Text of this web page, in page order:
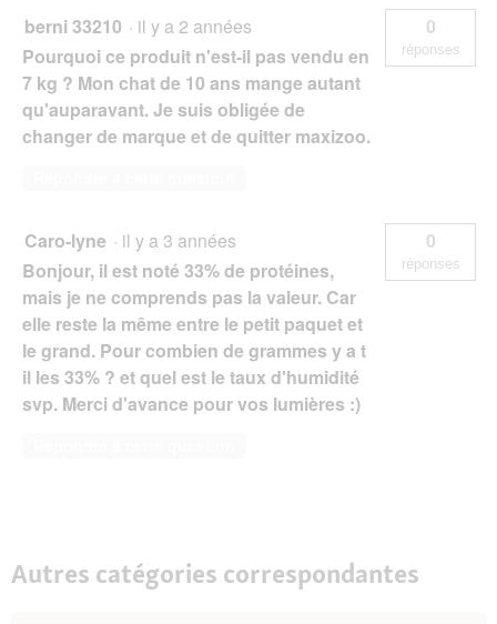
berni 33210 · il y a 2 années
Pourquoi ce produit n'est-il pas vendu en
7 kg ? Mon chat de 10 ans mange autant
qu'auparavant. Je suis obligée de
changer de marque et de quitter maxizoo.
0
réponses
Caro-lyne · il y a 3 années
Bonjour, il est noté 33% de protéines,
mais je ne comprends pas la valeur. Car
elle reste la même entre le petit paquet et
le grand. Pour combien de grammes y a t
il les 33% ? et quel est le taux d'humidité
svp. Merci d'avance pour vos lumières :)
0
réponses
Autres catégories correspondantes